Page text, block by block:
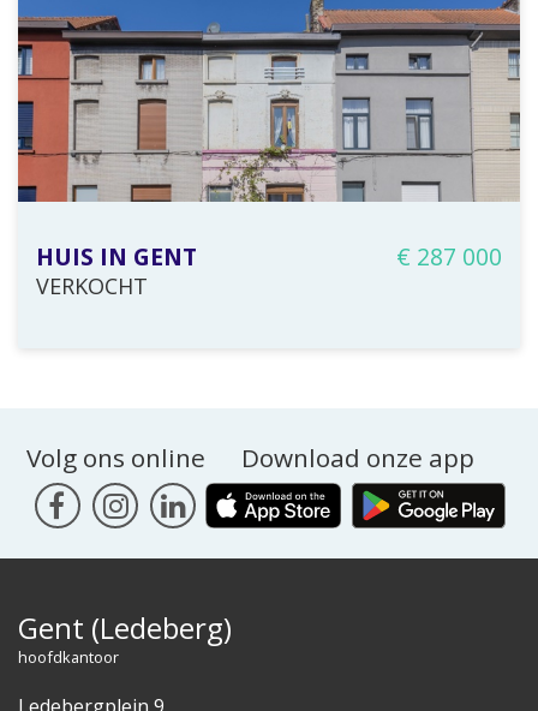
4 slaapkamer(s)
HUIS IN GENT
VERKOCHT
€ 287 000
4 slaapkamer(s)
Volg ons online Download onze app
Gent (Ledeberg)
hoofdkantoor